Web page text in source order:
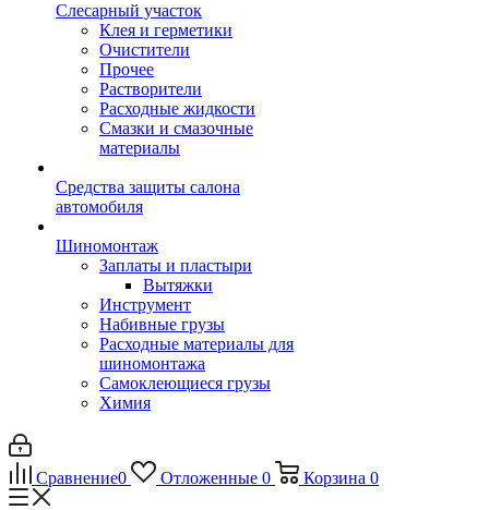
Слесарный участок
Клея и герметики
Очистители
Прочее
Растворители
Расходные жидкости
Смазки и смазочные
материалы
Средства защиты салона
автомобиля
Шиномонтаж
Заплаты и пластыри
Вытяжки
Инструмент
Набивные грузы
Расходные материалы для
шиномонтажа
Самоклеющиеся грузы
Химия
Сравнение0 Отложенные 0 Корзина 0